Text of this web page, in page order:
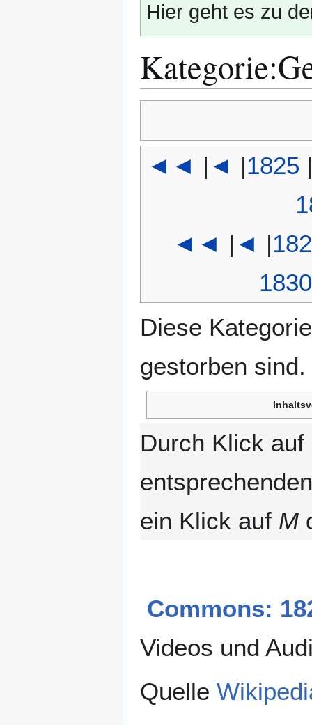
Hier geht es zu
Kategorie:
springen
springen
◄◄ | ◄ |1825 |
◄◄ | ◄ |
1830
Diese
gestorben sind.
Durch Klick
ein Klick auf M
Commons:
Videos und
Quelle